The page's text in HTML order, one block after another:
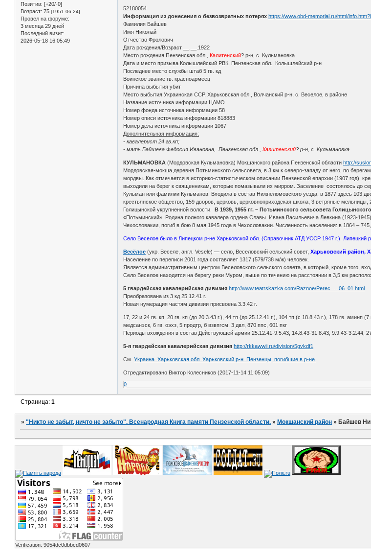
Позитив: [+20/-0]
Возраст: 75 [1951-06-24]
Провел на форуме:
3 месяца 29 дней
Последний визит:
2026-05-18 16:05:49
52180054
Информация из донесения о безвозвратных потерях https://www.obd-memorial.ru/html/
Фамилия Байшев
Имя Николай
Отчество Фролович
Дата рождения/Возраст __.__.1922
Место рождения Пензенская обл., Калитенский? р-н, с. Кульмановка
Дата и место призыва Колышлейский РВК, Пензенская обл., Колышлейский р-н
Последнее место службы штаб 5 гв. кд
Воинское звание гв. красноармеец
Причина выбытия убит
Место выбытия Украинская ССР, Харьковская обл., Волчанский р-н, с. Веселое, в районе
Название источника информации ЦАМО
Номер фонда источника информации 58
Номер описи источника информации 818883
Номер дела источника информации 1067
Дополнительная информация:
- кавалерист 24 гв.кп;
- мать Байшева Федосия Ивановна, Пензенская обл.,Калитенский? р-н, с. Кульмановка
КУЛЬМАНОВКА (Мордовская Кульмановка) Мокшанского района Пензенской областиhttp://
Мордовская-мокша деревня Потьминского сельсовета, в 3 км к северо-западу от него, по
мордвы. Как отмечается в историко-статистическом описании Пензенской епархии (1907 год),
выходили на берег к священникам, которые помазывали их мирром. Заселение состоялось до
Кульман или фамилии Кульманов. Входила в состав Нижнеломовского уезда, в 1877 здесь 103
крестьянское общество, 159 дворов, церковь, церковноприходская школа, 3 ветряные
Голицынской укрупненной волости.В 1939, 1955 гг. – Потьминского сельсовета
«Потьминский». Родина полного кавалера ордена Славы Ивана Васильевича Левкина (1923-
Чехословакии, погиб в бою 8 мая 1945 года в Чехословакии. Численность населения: в 1864 –
Село Веселое было в Липецком р-не Харьковской обл. (Справочник АТД УССР 1947 г.). Липецкий
Весёлое (укр. Веселе, англ. Vesele) — село, Веселовский сельский совет,Харьковский район,
Население по переписи 2001 года составляет 1317 (579/738 м/ж) человек.
Является административным центром Веселовского сельского совета, в который, кроме того,
Село Веселое находится на берегу реки Муром, выше по течению на расстоянии в 3,5 км
5 гвардейская кавалерийская дивизия http://www.teatrskazka.com/Raznoe/Perec … 06_01.html
Преобразована из 3 кд 25.12.41 г.
Новая нумерация частям дивизии присвоена 3.3.42 г.
17, 22 и 24 гв. кп, 20 гв. кп (до 20.3.43 г.), 44 тп (до 25.12.41 г.), 104 тп (с 18.8.43 г.), 178 гв. аминп
медсанэск, 6 гв. оэхз, 5 продтр, б взвпгсм, 3 двл, 870 ппс, 601 пкг
Периоды вхождения в состав Действующей армии 25.12.41-9.5.43, 14.8.43-31.8.43, 9.9.43-3.2.44,
5-я гвардейская кавалерийская дивизия http://rkkawwii.ru/division/5gvkdf1
См.Украина. Харьковская обл. Харьковский р-н. Пензенцы, погибшие в р-не.
Отредактировано Виктор Колесников (2017-11-14 11:05:09)
0
Страница:1
»"Никто не забыт, ничто не забыто". Всенародная Книга памяти Пензенской области. » Мокшанский район » Байшев
Verification: 9054dc0dbbcd0607